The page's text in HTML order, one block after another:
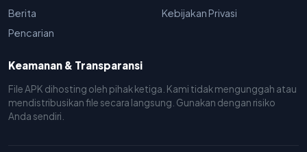
Berita
Pencarian
Kebijakan Privasi
Keamanan & Transparansi
File APK dihosting oleh pihak ketiga. Kami tidak mengunggah atau
mendistribusikan file secara langsung. Gunakan dengan risiko
Anda sendiri.